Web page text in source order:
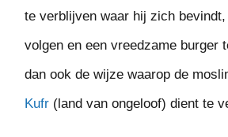
te verblijven waar hij zich
volgen en een vreedzame burger
dan ook de wijze waarop de
Kufr (land van ongeloof) dient te